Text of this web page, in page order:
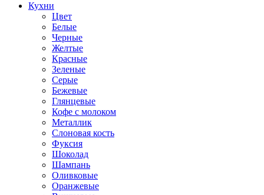
Кухни
Цвет
Белые
Черные
Желтые
Красные
Зеленые
Серые
Бежевые
Глянцевые
Кофе с молоком
Металлик
Слоновая кость
Фуксия
Шоколад
Шампань
Оливковые
Оранжевые